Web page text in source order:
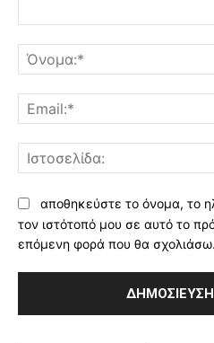
αποθηκεύστε το όνομα, το
τον ιστότοπό μου σε αυτό το
επόμενη φορά που θα σχολιάσω.